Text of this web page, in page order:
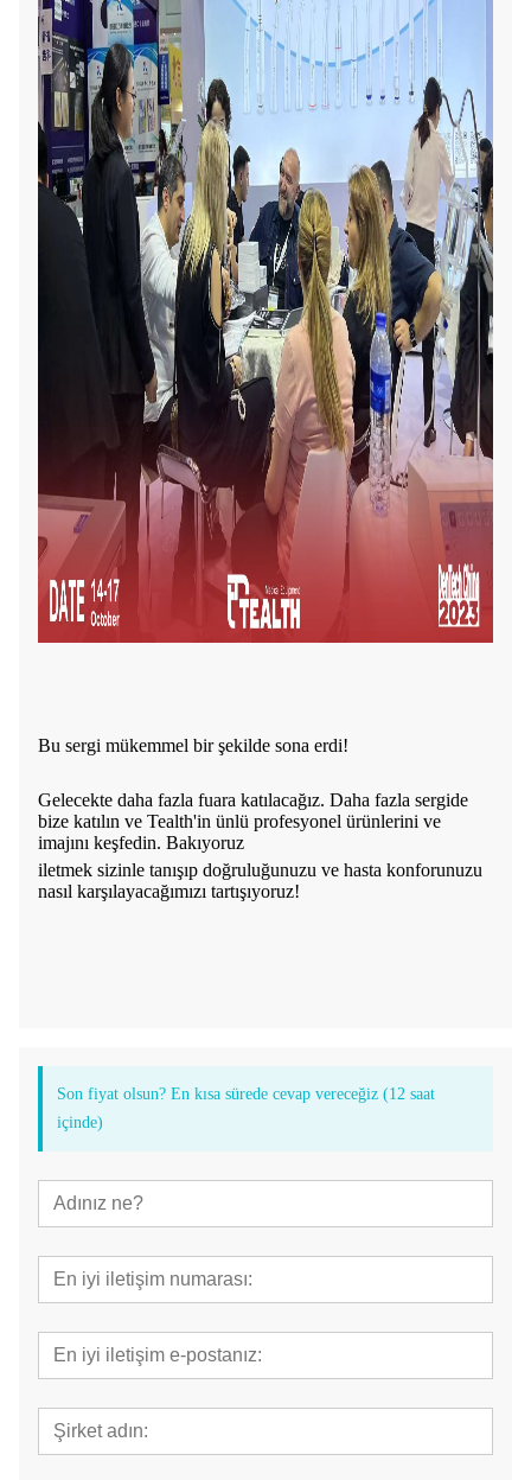
Bu sergi mükemmel bir şekilde sona erdi!
Gelecekte daha fazla fuara katılacağız. Daha fazla sergide
bize katılın ve Tealth'in ünlü profesyonel ürünlerini ve
imajını keşfedin. Bakıyoruz
iletmek sizinle tanışıp doğruluğunuzu ve hasta konforunuzu
nasıl karşılayacağımızı tartışıyoruz!
Son fiyat olsun? En kısa sürede cevap vereceğiz (12 saat
içinde)